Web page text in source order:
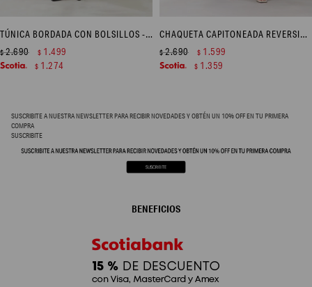
TÚNICA BORDADA CON BOLSILLOS - NEGRO
$2.690 $ 1.499
$ 1.274
CHAQUETA CAPITONEADA REVERSIBLE - MULTICOLOR
$2.690 $ 1.599
$ 1.359
SUSCRIBITE A NUESTRA NEWSLETTER PARA RECIBIR NOVEDADES Y OBTÉN UN 10% OFF EN TU PRIMERA
COMPRA
SUSCRIBITE
BENEFICIOS